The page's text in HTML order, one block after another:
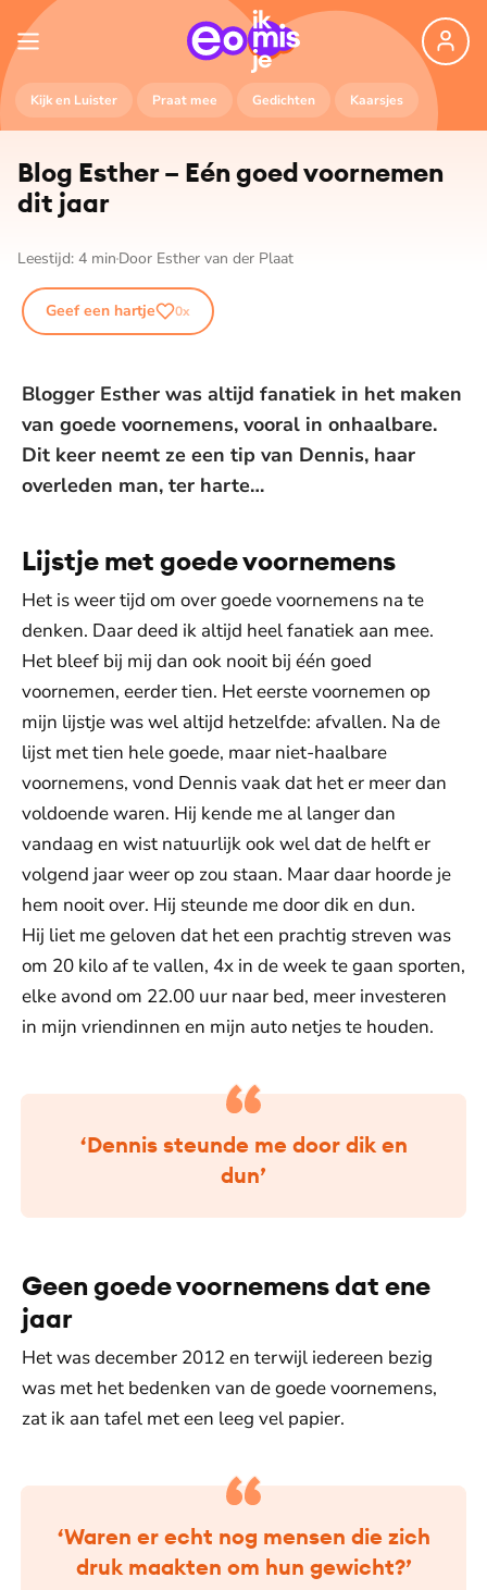
Kijk en Luister Praat mee Gedichten Kaarsjes
Blog Esther – Eén goed voornemen
dit jaar
Leestijd: 4 min Door Esther van der Plaat
Geef een hartje 0x
Blogger Esther was altijd fanatiek in het maken
van goede voornemens, vooral in onhaalbare.
Dit keer neemt ze een tip van Dennis, haar
overleden man, ter harte…
Lijstje met goede voornemens
Het is weer tijd om over goede voornemens na te
denken. Daar deed ik altijd heel fanatiek aan mee.
Het bleef bij mij dan ook nooit bij één goed
voornemen, eerder tien. Het eerste voornemen op
mijn lijstje was wel altijd hetzelfde: afvallen. Na de
lijst met tien hele goede, maar niet-haalbare
voornemens, vond Dennis vaak dat het er meer dan
voldoende waren. Hij kende me al langer dan
vandaag en wist natuurlijk ook wel dat de helft er
volgend jaar weer op zou staan. Maar daar hoorde je
hem nooit over. Hij steunde me door dik en dun.
Hij liet me geloven dat het een prachtig streven was
om 20 kilo af te vallen, 4x in de week te gaan sporten,
elke avond om 22.00 uur naar bed, meer investeren
in mijn vriendinnen en mijn auto netjes te houden.
‘Dennis steunde me door dik en
dun’
Geen goede voornemens dat ene
jaar
Het was december 2012 en terwijl iedereen bezig
was met het bedenken van de goede voornemens,
zat ik aan tafel met een leeg vel papier.
‘Waren er echt nog mensen die zich
druk maakten om hun gewicht?’